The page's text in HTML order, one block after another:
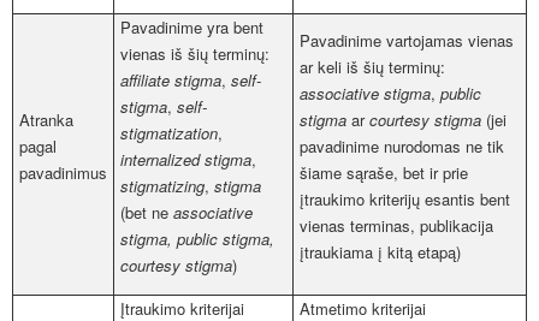
Atranka
pagal
pavadinimus
Pavadinime yra bent
vienas iš šių terminų:
affiliate stigma, self-
stigma, self-
stigmatization,
internalized stigma,
stigmatizing, stigma
(bet ne associative
stigma, public stigma,
courtesy stigma)
Pavadinime vartojamas vienas
ar keli iš šių terminų:
associative stigma, public
stigma arcourtesy stigma (jei
pavadinime nurodomas ne tik
šiame sąraše, bet ir prie
įtraukimo kriterijų esantis bent
vienas terminas, publikacija
įtraukiama į kitą etapą)
Įtraukimo kriterijai
Atmetimo kriterijai